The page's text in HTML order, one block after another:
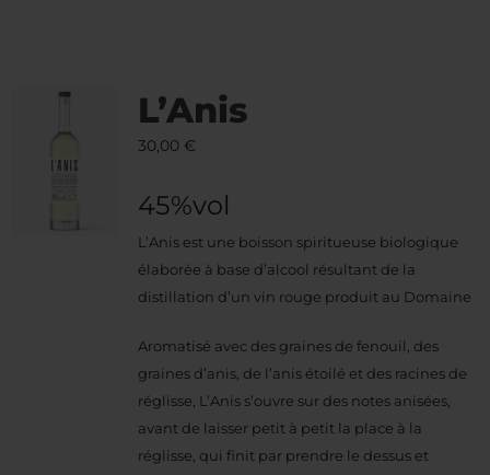
L’Anis
30,00 €
45%vol
L’Anis est une boisson spiritueuse biologique
élaborée à base d’alcool résultant de la
distillation d’un vin rouge produit au Domaine
Aromatisé avec des graines de fenouil, des
graines d’anis, de l’anis étoilé et des racines de
réglisse, L’Anis s’ouvre sur des notes anisées,
avant de laisser petit à petit la place à la
réglisse, qui finit par prendre le dessus et